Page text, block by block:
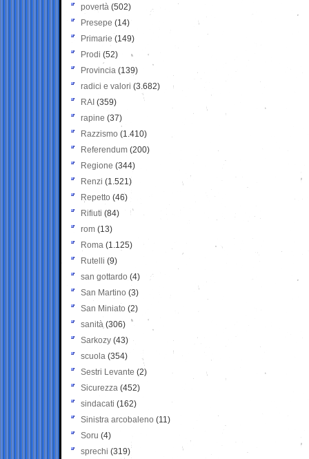
povertà (502)
Presepe (14)
Primarie (149)
Prodi (52)
Provincia (139)
radici e valori (3.682)
RAI (359)
rapine (37)
Razzismo (1.410)
Referendum (200)
Regione (344)
Renzi (1.521)
Repetto (46)
Rifiuti (84)
rom (13)
Roma (1.125)
Rutelli (9)
san gottardo (4)
San Martino (3)
San Miniato (2)
sanità (306)
Sarkozy (43)
scuola (354)
Sestri Levante (2)
Sicurezza (452)
sindacati (162)
Sinistra arcobaleno (11)
Soru (4)
sprechi (319)